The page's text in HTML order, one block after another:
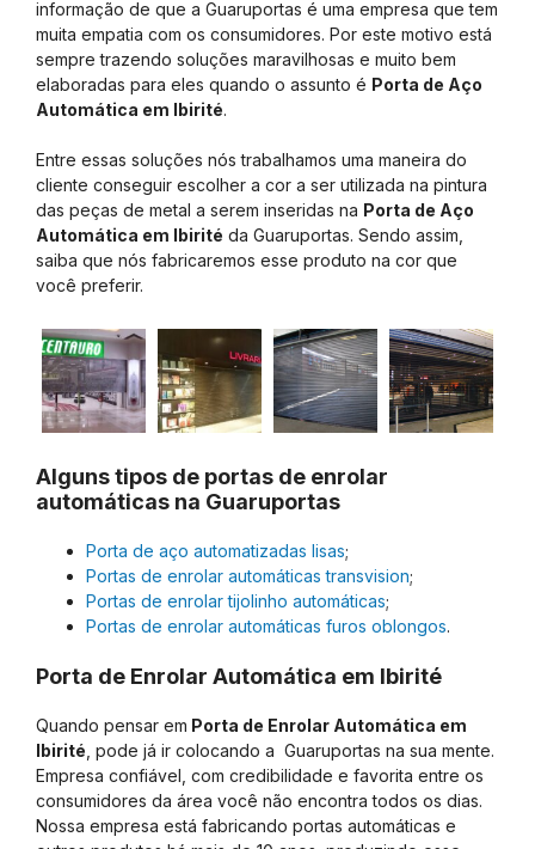
informação de que a Guaruportas é uma empresa que tem
muita empatia com os consumidores. Por este motivo está
sempre trazendo soluções maravilhosas e muito bem
elaboradas para eles quando o assunto é Porta de Aço
Automática em Ibirité.
Entre essas soluções nós trabalhamos uma maneira do
cliente conseguir escolher a cor a ser utilizada na pintura
das peças de metal a serem inseridas na Porta de Aço
Automática em Ibirité da Guaruportas. Sendo assim,
saiba que nós fabricaremos esse produto na cor que
você preferir.
Alguns tipos de portas de enrolar
automáticas na Guaruportas
Porta de aço automatizadas lisas;
Portas de enrolar automáticas transvision;
Portas de enrolar tijolinho automáticas;
Portas de enrolar automáticas furos oblongos.
Porta de Enrolar Automática em Ibirité
Quando pensar em Porta de Enrolar Automática em
Ibirité , pode já ir colocando a Guaruportas na sua mente.
Empresa confiável, com credibilidade e favorita entre os
consumidores da área você não encontra todos os dias.
Nossa empresa está fabricando portas automáticas e